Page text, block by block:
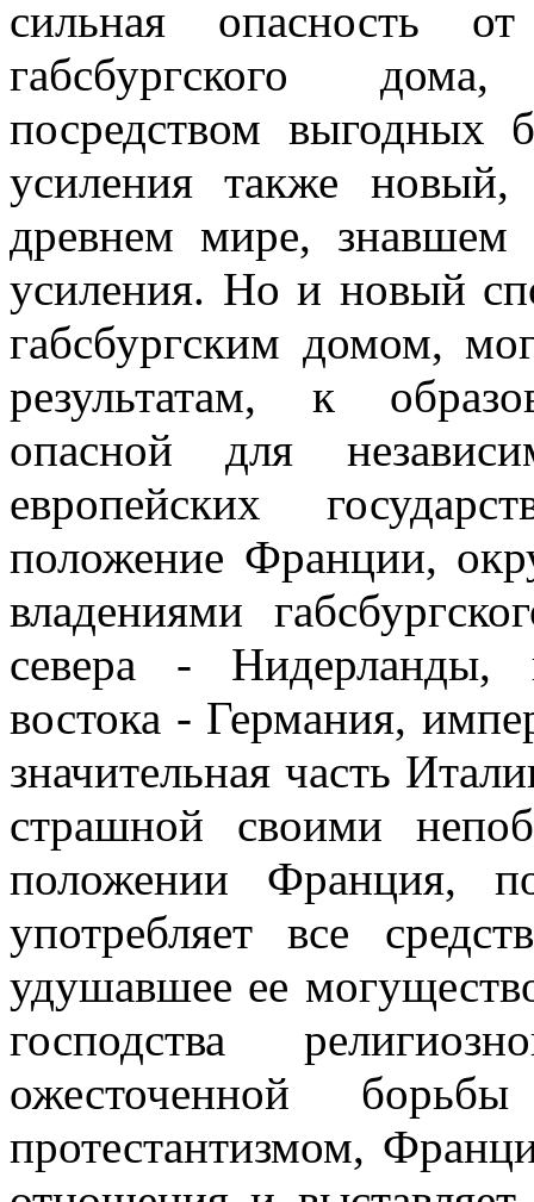
сильная опасность
габсбургского
посредством выгодных
усиления также
древнем мире, знавшем
усиления. Но и новый
габсбургским домом,
результатам, к
опасной для
европейских
положение Франции,
владениями
севера - Нидерланды,
востока - Германия,
значительная часть
страшной своими
положении Франция,
употребляет все
удушавшее ее
господства
ожесточенной
протестантизмом,